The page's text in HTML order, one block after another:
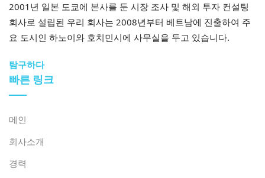
2001년 일본 도쿄에 본사를 둔 시장 조사 및 해외 투자 컨설팅
회사로 설립된 우리 회사는 2008년부터 베트남에 진출하여 주
요 도시인 하노이와 호치민시에 사무실을 두고 있습니다.
탐구하다
빠른 링크
메인
회사소개
경력